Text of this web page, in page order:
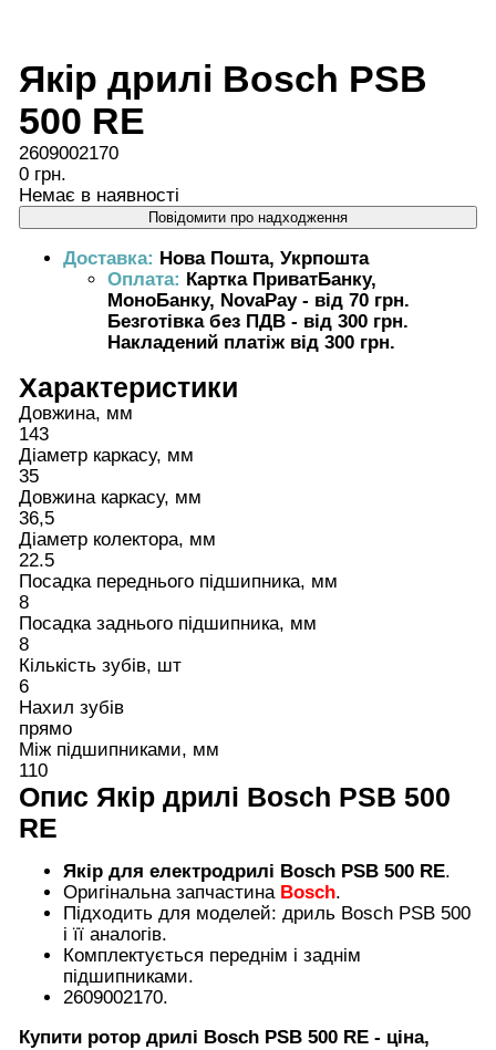
Якір дрилі Bosch PSB
500 RE
2609002170
0 грн.
Немає в наявності
Повідомити про надходження
Доставка: Нова Пошта, Укрпошта
Оплата: Картка ПриватБанку,
МоноБанку, NovaPay - від 70 грн.
Безготівка без ПДВ - від 300 грн.
Накладений платіж від 300 грн.
Характеристики
Довжина, мм
143
Діаметр каркасу, мм
35
Довжина каркасу, мм
36,5
Діаметр колектора, мм
22.5
Посадка переднього підшипника, мм
8
Посадка заднього підшипника, мм
8
Кількість зубів, шт
6
Нахил зубів
прямо
Між підшипниками, мм
110
Опис Якір дрилі Bosch PSB 500
RE
Якір для електродрилі Bosch PSB 500 RE.
Оригінальна запчастина Bosch.
Підходить для моделей: дриль Bosch PSB 500
і її аналогів.
Комплектується переднім і заднім
підшипниками.
2609002170.
Купити ротор дрилі Bosch PSB 500 RE - ціна,